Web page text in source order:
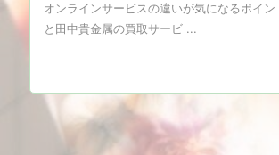
オンラインサービスの違いが気になるポイ
と田中貴金属の買取サービ ...